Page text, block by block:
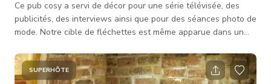
Ce pub cosy a servi de décor pour une série télévisée, des
publicités, des interviews ainsi que pour des séances photo de
mode. Notre cible de fléchettes est même apparue dans un
Olympiques de 2012. Je sais ! Nous sommes un vrai bar de
l'East End, avec un canapé Chesterfield vintage, des trophées
SUPERHÔTE